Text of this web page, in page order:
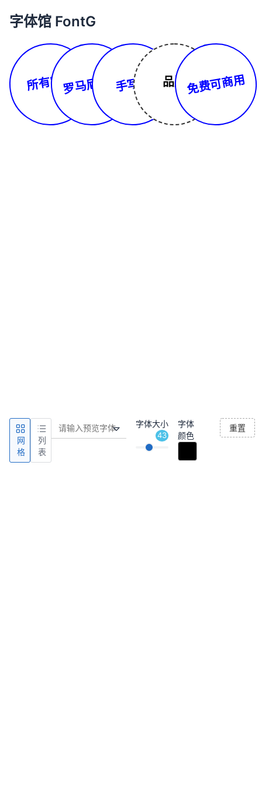
字体馆 FontG
所有字体罗马尼亚文手写体 品牌 免费可商用
网
格
列
表
字体大小
43
字体
颜色
重置